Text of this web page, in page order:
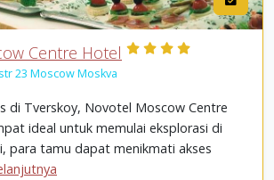
Centre Hotel
23 Moscow Moskva
di Tverskoy, Novotel Moscow Centre
ideal untuk memulai eksplorasi di
para tamu dapat menikmati akses